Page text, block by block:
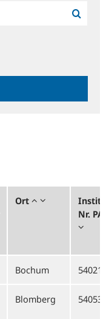
Ort
Nr.
Bochum 54021
Blomberg 54053